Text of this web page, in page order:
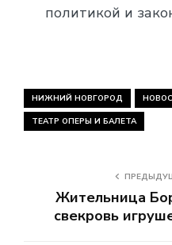
политикой и
НИЖНИЙ НОВГОРОД
ТЕАТР ОПЕРЫ И БАЛЕТА
Жительница
свекровь